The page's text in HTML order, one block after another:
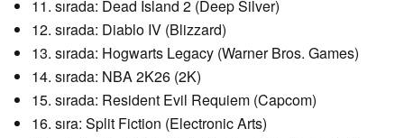
11. sırada: Dead Island 2 (Deep Silver)
12. sırada: Diablo IV (Blizzard)
13. sırada: Hogwarts Legacy (Warner Bros. Games)
14. sırada: NBA 2K26 (2K)
15. sırada: Resident Evil Requiem (Capcom)
16. sıra: Split Fiction (Electronic Arts)